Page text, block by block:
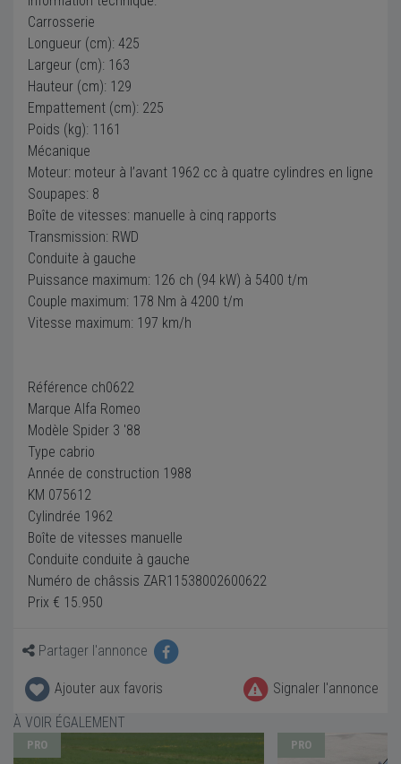
Carrosserie
Longueur (cm): 425
Largeur (cm): 163
Hauteur (cm): 129
Empattement (cm): 225
Poids (kg): 1161
Mécanique
Moteur: moteur à l’avant 1962 cc à quatre cylindres en ligne
Soupapes: 8
Boîte de vitesses: manuelle à cinq rapports
Transmission: RWD
Conduite à gauche
Puissance maximum: 126 ch (94 kW) à 5400 t/m
Couple maximum: 178 Nm à 4200 t/m
Vitesse maximum: 197 km/h
Référence ch0622
Marque Alfa Romeo
Modèle Spider 3 '88
Type cabrio
Année de construction 1988
KM 075612
Cylindrée 1962
Boîte de vitesses manuelle
Conduite conduite à gauche
Numéro de châssis ZAR11538002600622
Prix € 15.950
Partager l'annonce
Ajouter aux favoris
Signaler l'annonce
À VOIR ÉGALEMENT
PRO PRO